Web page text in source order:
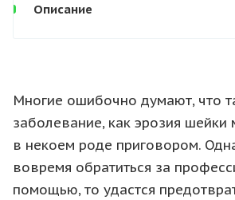
Описание
Многие ошибочно думают, что
заболевание, как эрозия шейки
в некоем роде приговором.
вовремя обратиться за
помощью, то удастся